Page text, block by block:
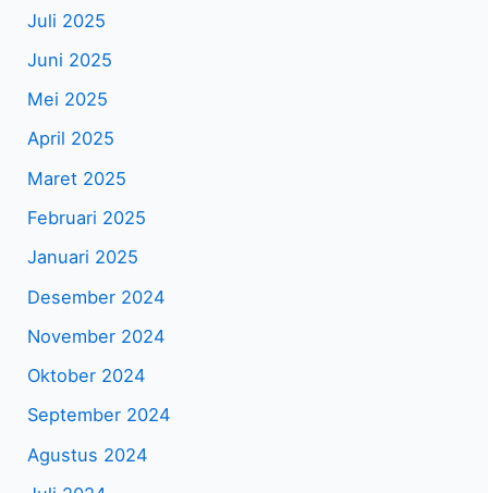
Juli 2025
Juni 2025
Mei 2025
April 2025
Maret 2025
Februari 2025
Januari 2025
Desember 2024
November 2024
Oktober 2024
September 2024
Agustus 2024